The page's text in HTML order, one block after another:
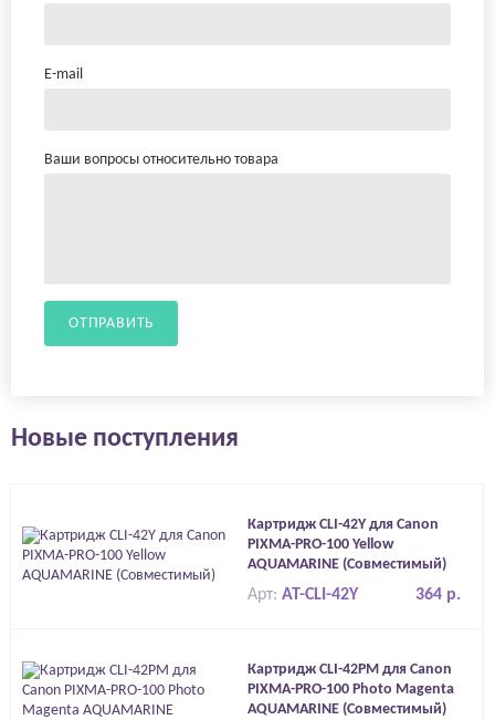
E-mail
Ваши вопросы относительно товара
ОТПРАВИТЬ
Новые поступления
Картридж CLI-42Y для Canon
PIXMA-PRO-100 Yellow
AQUAMARINE (Совместимый)
364 р.
Арт:AT-CLI-42Y
Картридж CLI-42PM для Canon
PIXMA-PRO-100 Photo Magenta
AQUAMARINE (Совместимый)